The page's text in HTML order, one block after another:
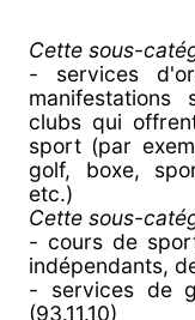
Cette sous-
- services
clubs qui
sport (par
golf, boxe,
etc.)
Cette sous-
- cours de
indépendants,
- services de
(93.11.10)